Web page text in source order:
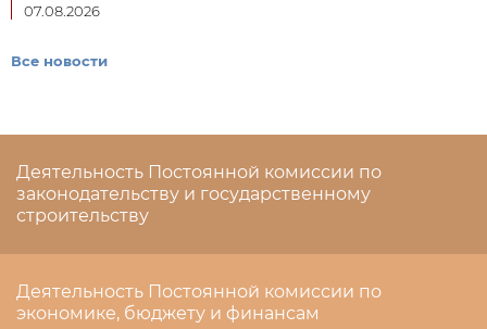
07.08.2026
Все новости
Деятельность Постоянной комиссии по
законодательству и государственному
строительству
Деятельность Постоянной комиссии по
экономике, бюджету и финансам